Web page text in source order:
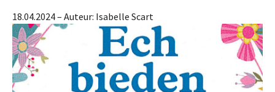
18.04.2024– Auteur: Isabelle Scart